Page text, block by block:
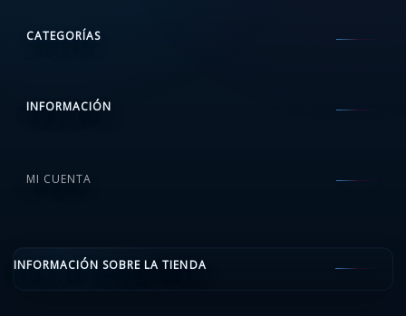
CATEGORÍAS
INFORMACIÓN
MI CUENTA
INFORMACIÓN SOBRE LA TIENDA